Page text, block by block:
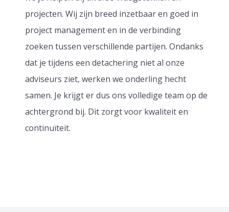
projecten. Wij zijn breed inzetbaar en goed in
project management en in de verbinding
zoeken tussen verschillende partijen. Ondanks
dat je tijdens een detachering niet al onze
adviseurs ziet, werken we onderling hecht
samen. Je krijgt er dus ons volledige team op de
achtergrond bij. Dit zorgt voor kwaliteit en
continuïteit.